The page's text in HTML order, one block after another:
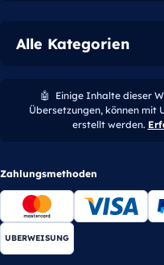
Alle Kategorien
🤖
Einige Inhalte dieser
Übersetzungen, können mit
erstellt werden.
Zahlungsmethoden
UBERWEISUNG